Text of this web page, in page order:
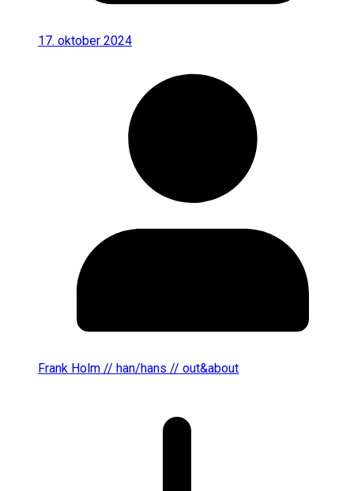
17. oktober 2024
Frank Holm // han/hans // out&about